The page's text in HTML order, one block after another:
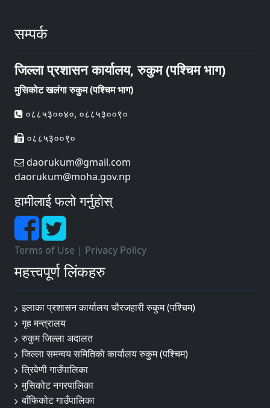
सम्पर्क
जिल्ला प्रशासन कार्यालय, रुकुम (पश्चिम भाग)
मुसिकोट खलंगा रुकुम (पश्चिम भाग)
०८८५३००४०, ०८८५३००९०
०८८५३००९०
daorukum@gmail.com
daorukum@moha.gov.np
हामीलाई फलो गर्नुहोस्
Terms of Use | Privacy Policy
महत्त्वपूर्ण लिंकहरु
इलाका प्रशासन कार्यालय चौरजहारी रुकुम (पश्चिम)
गृह मन्त्रालय
रुकुम जिल्ला अदालत
जिल्ला समन्वय समितिकाे कार्यालय रुकुम (पश्चिम)
त्रिवेणी गाउँपालिका
मुसिकोट नगरपालिका
बाँफिकोट गाउँपालिका